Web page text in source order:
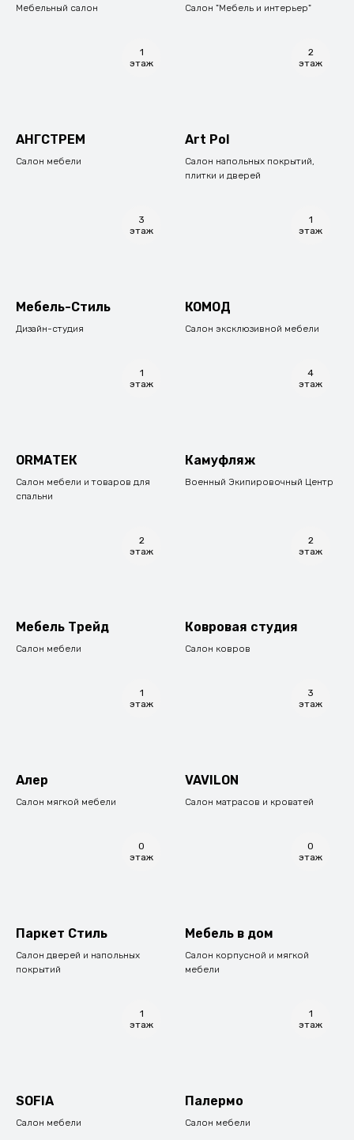
Мебельный салон Салон "Мебель и интерьер"
1
этаж
АНГСТРЕМ
Салон мебели
2
этаж
Art Pol
Салон напольных покрытий,
плитки и дверей
3
этаж
Мебель-Стиль
Дизайн-студия
1
этаж
КОМОД
Салон эксклюзивной мебели
1
этаж
ОRМАТЕК
Салон мебели и товаров для
спальни
4
этаж
Камуфляж
Военный Экипировочный Центр
2
этаж
Мебель Трейд
Салон мебели
2
этаж
Ковровая студия
Салон ковров
1
этаж
Алер
Салон мягкой мебели
3
этаж
VAVILON
Салон матрасов и кроватей
0
этаж
Паркет Стиль
Салон дверей и напольных
покрытий
0
этаж
Мебель в дом
Салон корпусной и мягкой
мебели
1
этаж
SOFIA
Салон мебели
1
этаж
Палермо
Салон мебели